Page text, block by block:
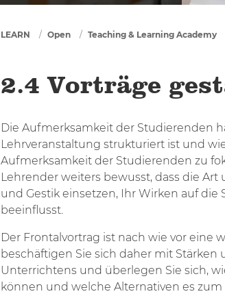
You are here
LEARN Open Teaching & Learning Academy
2.4 Vorträge
Die Aufmerksamkeit der Studierenden
Lehrveranstaltung strukturiert ist und
Aufmerksamkeit der Studierenden zu
Lehrender weiters bewusst, dass die Art
und Gestik einsetzen, Ihr Wirken auf
beeinflusst.
Der Frontalvortrag ist nach wie vor eine
beschäftigen Sie sich daher mit
Unterrichtens und überlegen Sie sich,
können und welche Alternativen es